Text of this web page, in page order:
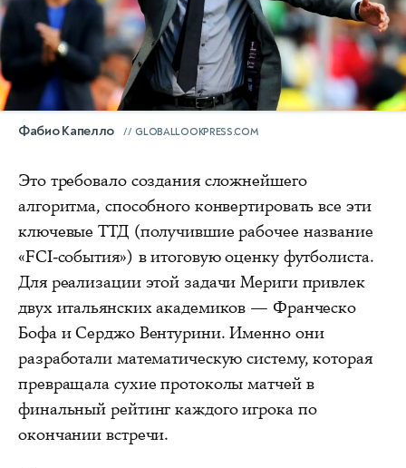
Фабио Капелло GLOBALLOOKPRESS.COM
Это требовало создания сложнейшего
алгоритма, способного конвертировать все эти
ключевые ТТД (получившие рабочее название
«FCI-события») в итоговую оценку футболиста.
Для реализации этой задачи Мериги привлек
двух итальянских академиков — Франческо
Бофа и Серджо Вентурини. Именно они
разработали математическую систему, которая
превращала сухие протоколы матчей в
финальный рейтинг каждого игрока по
окончании встречи.